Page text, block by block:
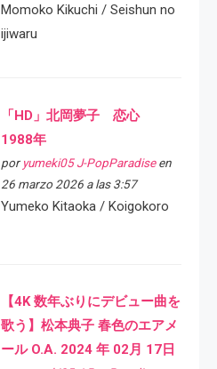
Momoko Kikuchi / Seishun no
ijiwaru
「HD」北岡夢子 恋心
1988年
por yumeki05 J-PopParadiseen
26 marzo 2026 a las 3:57
Yumeko Kitaoka / Koigokoro
【4K 数年ぶりにデビュー曲を
歌う】松本典子 春色のエアメ
ール O.A. 2024 年 02月 17日